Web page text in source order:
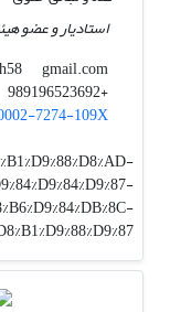
استادیار و عضو
afzaligorooh58
gmail.com
+989196523692
7274-109X